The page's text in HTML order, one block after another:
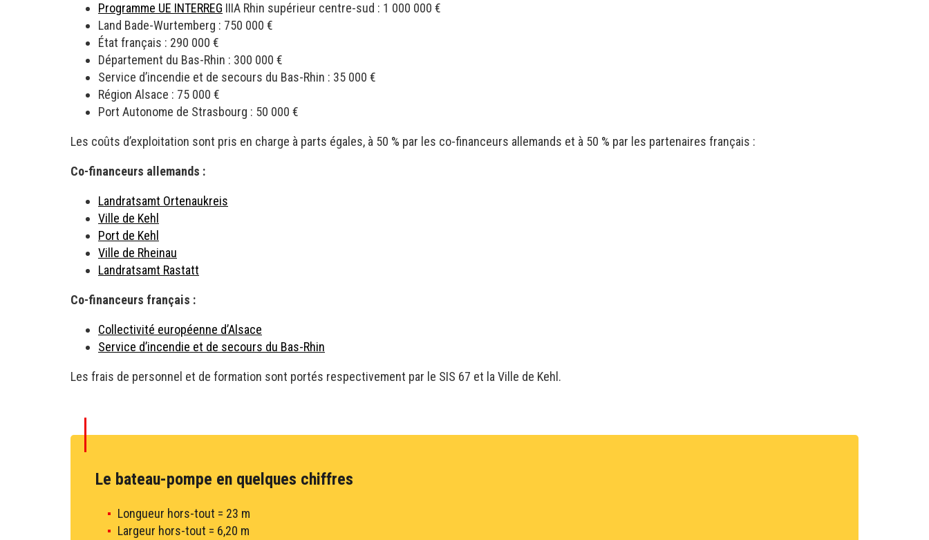
Programme UE INTERREG IIIA Rhin supérieur centre-sud : 1 000 000 €
Land Bade-Wurtemberg : 750 000 €
État français : 290 000 €
Département du Bas-Rhin : 300 000 €
Service d’incendie et de secours du Bas-Rhin : 35 000 €
Région Alsace : 75 000 €
Port Autonome de Strasbourg : 50 000 €
Les coûts d’exploitation sont pris en charge à parts égales, à 50 % par les co-financeurs allemands et à 50 % par les partenaires français :
Co-financeurs allemands :
Landratsamt Ortenaukreis
Ville de Kehl
Port de Kehl
Ville de Rheinau
Landratsamt Rastatt
Co-financeurs français :
Collectivité européenne d’Alsace
Service d’incendie et de secours du Bas-Rhin
Les frais de personnel et de formation sont portés respectivement par le SIS 67 et la Ville de Kehl.
Le bateau-pompe en quelques chiffres
Longueur hors-tout = 23 m
Largeur hors-tout = 6,20 m